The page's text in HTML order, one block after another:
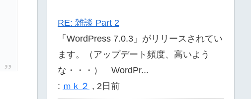
RE: 雑談 Part 2
「WordPress 7.0.3」がリリースされてい
ます。（アップデート頻度、高いよう
な・・・） WordPr...
: ｍｋ２ , 2日前